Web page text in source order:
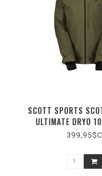
SCOTT SPORTS
ULTIMATE DRYO